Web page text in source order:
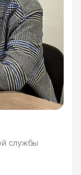
службы